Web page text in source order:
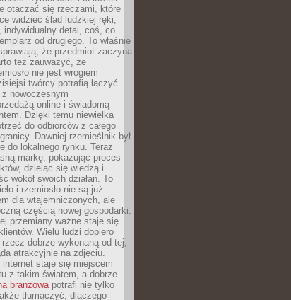
otaczać się rzeczami, które
widzieć ślad ludzkiej ręki,
indywidualny detal, coś, co
od drugiego. To właśnie
że przedmiot zaczyna
też zauważyć, że
nie jest wrogiem
twórcy potrafią łączyć
nowoczesnym
online i świadomą
Dzięki temu niewielka
do odbiorców z całego
Dawniej rzemieślnik był
do lokalnego rynku. Teraz
markę, pokazując proces
dzieląc się wiedzą i
wokół swoich działań. To
i rzemiosło nie są już
dla wtajemniczonych, ale
częścią nowej gospodarki.
przemiany ważne staje się
Wielu ludzi dopiero
dobrze wykonaną od tej,
atrakcyjnie na zdjęciu.
internet staje się miejscem
z takim światem, a dobrze
branżowapotrafi nie tylko
tłumaczyć, dlaczego